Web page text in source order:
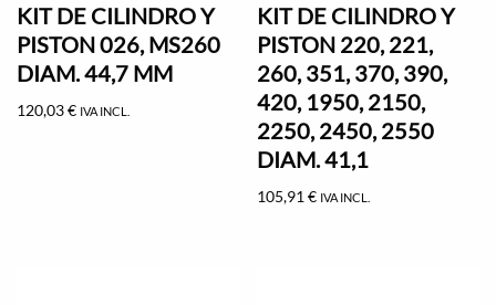
KIT DE CILINDRO Y
PISTON 026, MS260
DIAM. 44,7 MM
120,03€ IVA INCL.
KIT DE CILINDRO Y
PISTON 220, 221,
260, 351, 370, 390,
420, 1950, 2150,
2250, 2450, 2550
DIAM. 41,1
105,91€ IVA INCL.